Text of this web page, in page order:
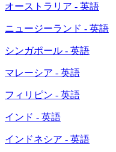
オーストラリア - 英語
ニュージーランド - 英語
シンガポール - 英語
マレーシア - 英語
フィリピン - 英語
インド - 英語
インドネシア - 英語